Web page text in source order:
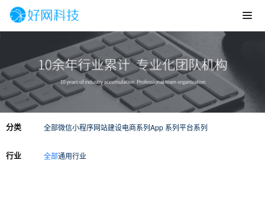
分类 全部微信小程序网站建设电商系列App 系列平台系列
行业 全部通用行业